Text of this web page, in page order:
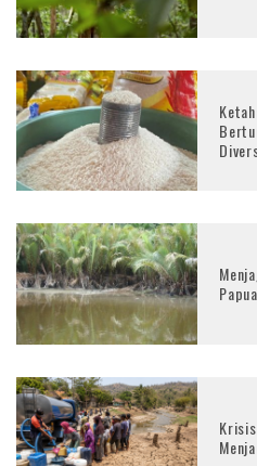
Papua